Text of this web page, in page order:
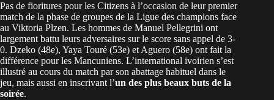
Pas de fioritures pour les Citizens à l’occasion de leur premier
match de la phase de groupes de la Ligue des champions face
au Viktoria Plzen. Les hommes de Manuel Pellegrini ont
largement battu leurs adversaires sur le score sans appel de 3-
0. Dzeko (48e), Yaya Touré (53e) et Aguero (58e) ont fait la
différence pour les Mancuniens. L’international ivoirien s’est
illustré au cours du match par son abattage habituel dans le
jeu, mais aussi en inscrivant l’un des plus beaux buts de la
soirée.